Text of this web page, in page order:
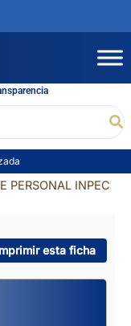
PERSONAL INPEC
esta ficha